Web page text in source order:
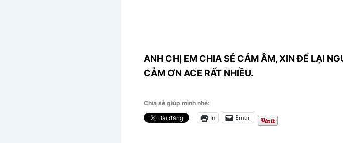
ANH CHỊ EM CHIA SẺ CẢM ÂM, XIN ĐỂ LẠI
CẢM ƠN ACE RẤT NHIỀU.
Chia sẻ giúp mình nhé:
In Email